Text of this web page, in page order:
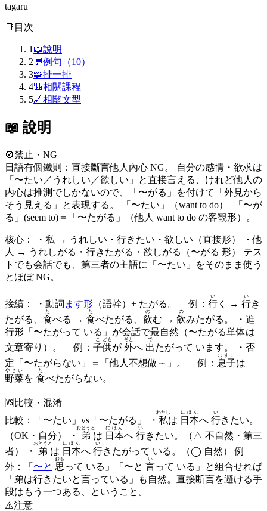
tagaru
📑 目次
1 📖說明
2💬例句（10）
3🧩排一排
4🎒相關課程
5🔗相關文型
📖 說明
🚫禁止・NG
日語有個鐵則：直接斷言他人內心 NG。 自分の感情・欲求は
「〜たい／うれしい／欲しい」と直接言える、けれど他人の
内心は推測でしかないので、「〜がる」を付けて「外見から
そう見える」と表現する。 「〜たい」（want to do）+「〜が
る」(seem to)＝「〜たがる」（他人 want to do の客観形）。
核心： ・私 → うれしい・行きたい・欲しい（直接形） ・他
人 → うれしがる・行きたがる・欲しがる（〜がる 形） テス
トでも会話でも、第三者の主語に「〜たい」をそのまま使う
とほぼ NG。
接續： ・動詞 ます形 （語幹）+ たがる。 例： 行
い
く → 行
い
き
たがる
食
た
べる → 食
た
べたがる 飲
の
む → 飲
の
みたがる 。 ・進
行形「〜たがって いる」が会話で最自然（〜たがる単体は
文章寄り）。 例： 子
こ
供
ども
が 外
そと
へ 出
で
たがって います。 ・否
定「〜たがらない」＝「他人不想做～」。 例： 息子
むすこ
は
野菜
やさい
を 食
た
べたがらない。
🆚 比較・混淆
比較：「〜たい」vs「〜たがる」 ・ 私
わたし
は 日本
にほん
へ 行
い
きたい。
（OK・自分） ・
弟
おとうと
は 日本
にほん
へ 行
い
きたい。（△ 不自然・第三
者） ・
弟
おとうと
は 日本
にほん
へ 行
い
きたがって いる。（◯ 自然） 例
外：「 〜と 思
おも
って いる」「〜と 言
い
って いる」と組合せれば
「弟は行きたいと言っている」も自然。直接断言を避ける手
段はもう一つある、ということ。
⚠️注意